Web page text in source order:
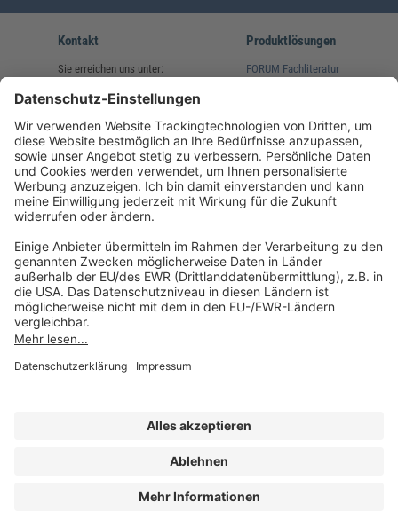
Kontakt
Sie erreichen uns unter:
(08233) 38 11 23
service@forum-verlag.com
Mo-Do 07:30 - 17:00 Uhr
Fr 07:30 - 15:00 Uhr
Produktlösungen
FORUM Fachliteratur
Folgen Sie uns
Impressum
Datenschutz
AGB und Lizenzbedingungen
Erklärung zur Barrierefreiheit
A FORUM MEDIA GROUP COMPANY